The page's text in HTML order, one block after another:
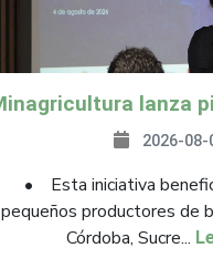
2026-08-
• Esta iniciativa
pequeños productores de
Córdoba, Sucre...